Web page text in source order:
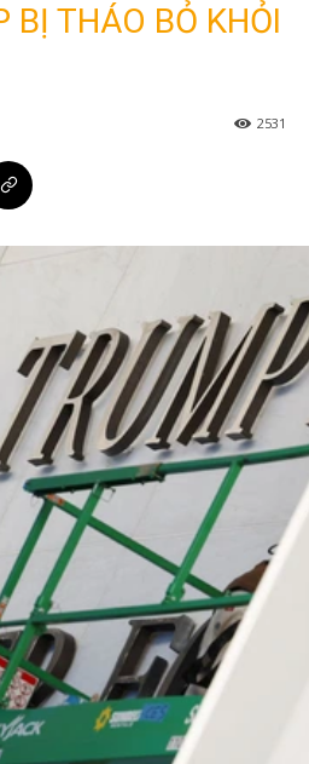
BỊ THÁO BỎ KHỎI
2531